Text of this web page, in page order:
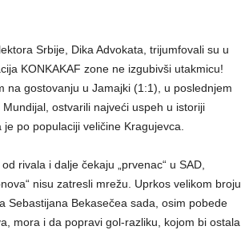
Srbije, Dika Advokata, trijumfovali su u
KONKAKAF zone ne izgubivši utakmicu!
na gostovanju u Jamajki (1:1), u poslednjem
ostvarili najveći uspeh u istoriji
po populaciji veličine Kragujevca.
rivala i dalje čekaju „prvenac“ u SAD,
nisu zatresli mrežu. Uprkos velikom broju
Sebastijana Bekasečea sada, osim pobede
mora i da popravi gol-razliku, kojom bi ostala